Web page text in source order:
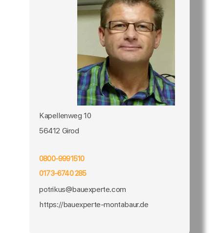
Kapellenweg 10
56412 Girod
0800-9991510
0173-6740 285
potrikus@bauexperte.com
https://bauexperte-montabaur.de